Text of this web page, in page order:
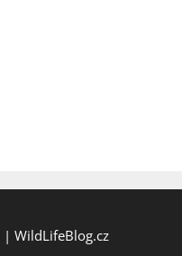
| WildLifeBlog.cz